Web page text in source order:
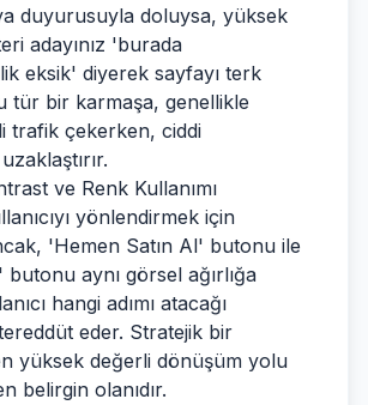
duyurusuyla doluysa, yüksek
adayınız 'burada
eksik' diyerek sayfayı terk
tür bir karmaşa, genellikle
trafik çekerken, ciddi
ve Renk Kullanımı
yönlendirmek için
'Hemen Satın Al' butonu ile
butonu aynı görsel ağırlığa
hangi adımı atacağı
eder. Stratejik bir
yüksek değerli dönüşüm yolu
belirgin olanıdır.